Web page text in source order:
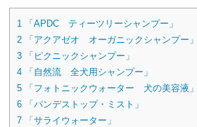
1 「APDC ティーツリーシャンプー」
2 「アクアゼオ オーガニックシャンプー」
3 「ピクニックシャンプー」
4 「自然流 全犬用シャンプー」
5 「フォトニックウォーター 犬の美容液」
6 「パンデストップ・ミスト」
7 「サライウォーター」